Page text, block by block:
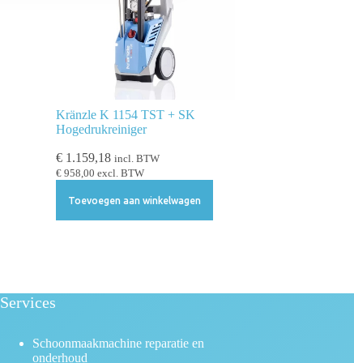
Kränzle K 1154 TST + SK
Hogedrukreiniger
€1.159,18 incl. BTW
€958,00 excl. BTW
Toevoegen aan winkelwagen
Services
Schoonmaakmachine reparatie en
onderhoud